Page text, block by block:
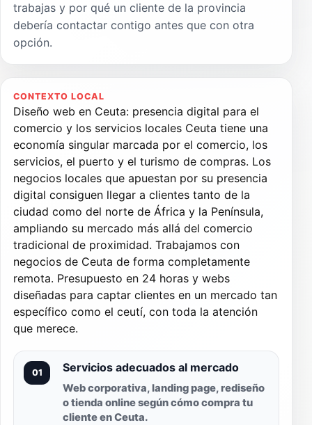
trabajas y por qué un cliente de la provincia
debería contactar contigo antes que con otra
opción.
CONTEXTO LOCAL
Diseño web en Ceuta: presencia digital para el
comercio y los servicios locales Ceuta tiene una
economía singular marcada por el comercio, los
servicios, el puerto y el turismo de compras. Los
negocios locales que apuestan por su presencia
digital consiguen llegar a clientes tanto de la
ciudad como del norte de África y la Península,
ampliando su mercado más allá del comercio
tradicional de proximidad. Trabajamos con
negocios de Ceuta de forma completamente
remota. Presupuesto en 24 horas y webs
diseñadas para captar clientes en un mercado tan
específico como el ceutí, con toda la atención
que merece.
01 Servicios adecuados al mercado
Web corporativa, landing page, rediseño
o tienda online según cómo compra tu
cliente en Ceuta.